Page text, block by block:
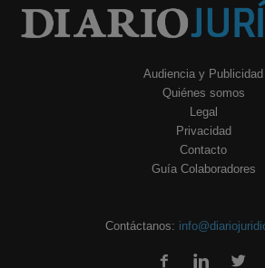
Audiencia y Publicidad
Quiénes somos
Legal
Privacidad
Contacto
Guía Colaboradores
Contáctanos: